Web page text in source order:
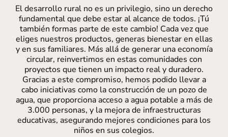
El desarrollo rural no es un privilegio, sino un derecho
fundamental que debe estar al alcance de todos. ¡Tú
también formas parte de este cambio! Cada vez que
eliges nuestros productos, generas bienestar en ellas
y en sus familiares. Más allá de generar una economía
circular, reinvertimos en estas comunidades con
proyectos que tienen un impacto real y duradero.
Gracias a este compromiso, hemos podido llevar a
cabo iniciativas como la construcción de un pozo de
agua, que proporciona acceso a agua potable a más de
3.000 personas, y la mejora de infraestructuras
educativas, asegurando mejores condiciones para los
niños en sus colegios.